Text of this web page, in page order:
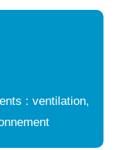
: ventilation,